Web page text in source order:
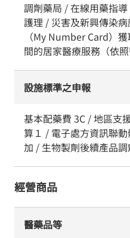
調劑藥局 / 在線用藥指
護理 / 災害及新興傳染
（My Number Card）
間的居家醫療服務（依照
設施標準之申報
基本配藥費 3C / 地區支
算１ / 電子處方資訊聯
加 / 生物製劑後續產品
經營商品
醫藥品等